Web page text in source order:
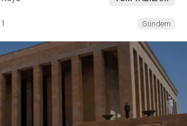
Gündem